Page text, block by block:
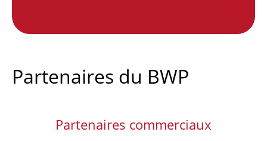
Partenaires du BWP
Partenaires commerciaux